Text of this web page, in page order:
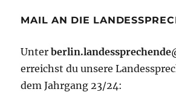
MAIL AN DIE
Unter
erreichst du unsere
dem Jahrgang 23/24: